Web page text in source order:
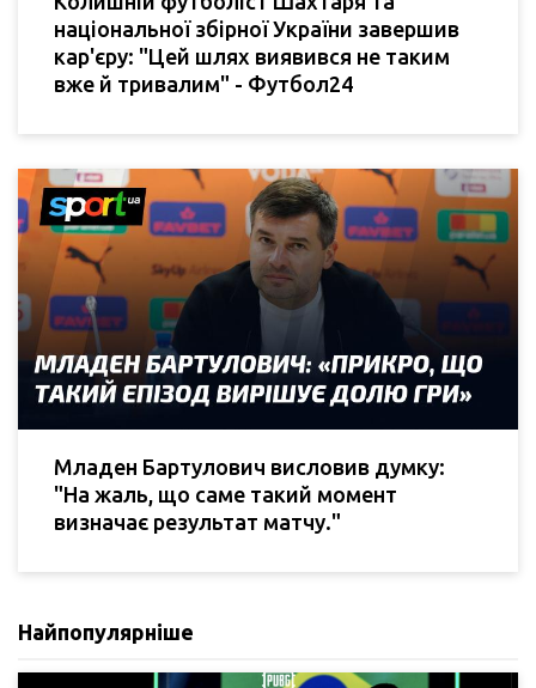
національної збірної України завершив
кар'єру: "Цей шлях виявився не таким
вже й тривалим" - Футбол24
Младен Бартулович висловив думку:
"На жаль, що саме такий момент
визначає результат матчу."
Найпопулярніше